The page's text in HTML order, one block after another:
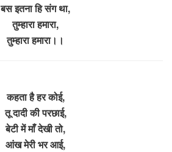
बस इतना हि संग था,
तुम्हारा हमारा,
तुम्हारा हमारा।।
कहता है हर कोई,
तू दादी की परछाई,
बेटी में माँ देखी तो,
आंख मेरी भर आई,